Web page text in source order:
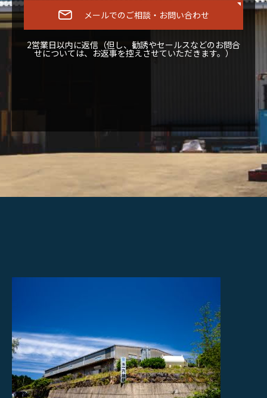
メールでのご相談・お問い合わせ
2営業日以内に返信（但し、勧誘やセールスなどのお問合
せについては、お返事を控えさせていただきます。）